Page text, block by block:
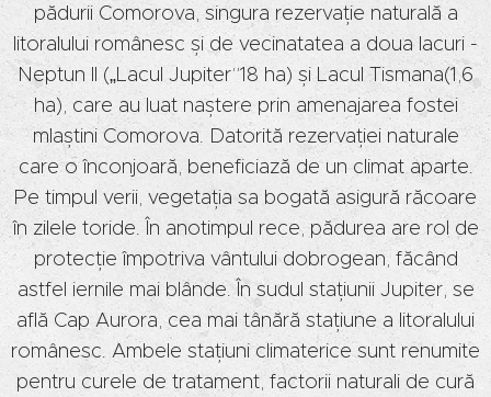
pădurii Comorova, singura rezervație naturală a
litoralului românesc și de vecinatatea a doua lacuri -
Neptun II („Lacul Jupiter”18 ha) și Lacul Tismana(1,6
ha), care au luat naștere prin amenajarea fostei
mlaștini Comorova. Datorită rezervației naturale
care o înconjoară, beneficiază de un climat aparte.
Pe timpul verii, vegetația sa bogată asigură răcoare
în zilele toride. În anotimpul rece, pădurea are rol de
protecție împotriva vântului dobrogean, făcând
astfel iernile mai blânde. În sudul stațiunii Jupiter, se
află Cap Aurora, cea mai tânără stațiune a litoralului
românesc. Ambele stațiuni climaterice sunt renumite
pentru curele de tratament, factorii naturali de cură